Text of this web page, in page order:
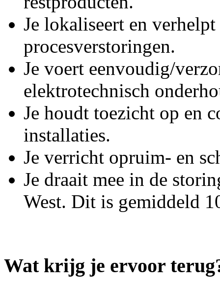
Je lokaliseert en
procesverstoringen.
Je voert eenvoudig/
elektrotechnisch
Je houdt toezicht op en
installaties.
Je verricht opruim- en
Je draait mee in de
West. Dit is gemiddeld
Wat krijg je ervoor